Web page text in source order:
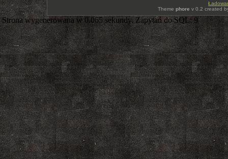
Theme phore v 0.2 created
Strona wygenerowana w 0.065 sekundy. Zapytań do SQL: 9